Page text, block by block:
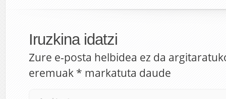
Iruzkina idatzi
Zure e-posta helbidea ez da
eremuak * markatuta daude